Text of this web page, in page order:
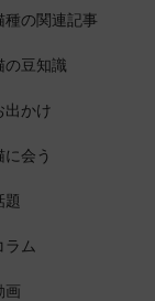
種の関連記事
の豆知識
出かけ
に会う
題
ラム
画